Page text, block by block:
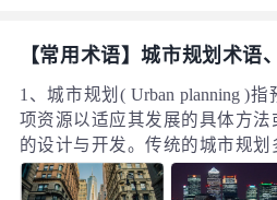
【常用术语】城市规划术语
1、城市规划( Urban planning )
项资源以适应其发展的具体方
的设计与开发。传统的城市规
征。现代城市规划则试图研究各
对土地使用模式的变化所产生的